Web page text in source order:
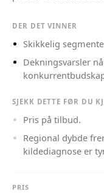
DER DET VINNER
Skikkelig
Dekningsvarsler
SJEKK DETTE FØR DU
Pris på tilbud.
Regional dybde
kildediagnose er
PRIS